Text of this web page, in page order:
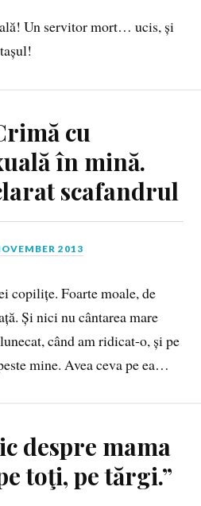
Un servitor mort… ucis, și
cu
în mină.
scafandrul
2013
copilițe. Foarte moale, de
Și nici nu cântarea mare
când am ridicat-o, și pe
mine. Avea ceva pe ea…
despre mama
toţi, pe tărgi.”